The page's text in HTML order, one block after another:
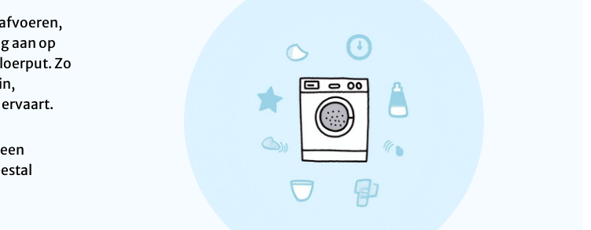
aan op
Zo